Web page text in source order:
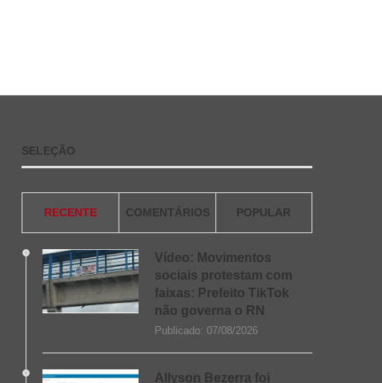
SELEÇÃO
RECENTE COMENTÁRIOS POPULAR
Vídeo: Movimentos
sociais protestam com
faixas: Prefeito TikTok
não governa o RN
Publicado: 07/08/2026
Allyson Bezerra foi